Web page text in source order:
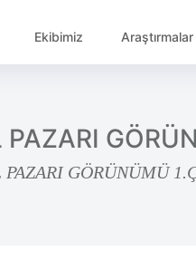
Ekibimiz Araştırmalar
GÖRÜNÜMÜ